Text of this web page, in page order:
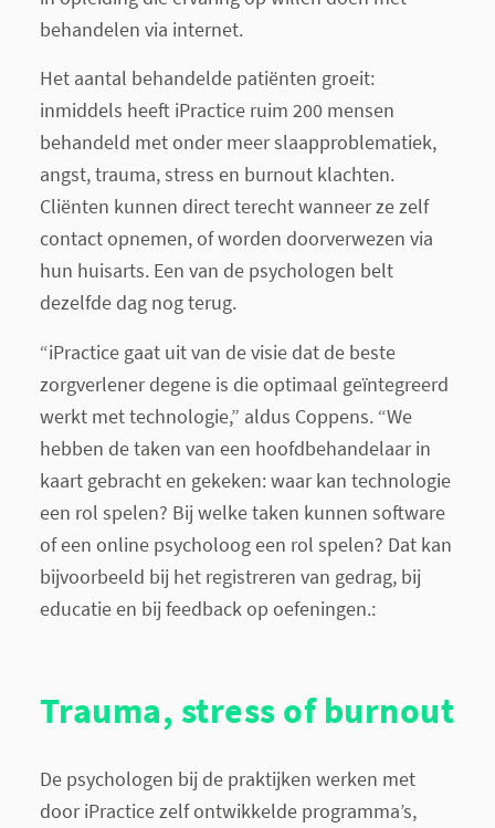
behandelen via internet.
Het aantal behandelde patiënten groeit:
inmiddels heeft iPractice ruim 200 mensen
behandeld met onder meer slaapproblematiek,
angst, trauma, stress en burnout klachten.
Cliënten kunnen direct terecht wanneer ze zelf
contact opnemen, of worden doorverwezen via
hun huisarts. Een van de psychologen belt
dezelfde dag nog terug.
“iPractice gaat uit van de visie dat de beste
zorgverlener degene is die optimaal geïntegreerd
werkt met technologie,” aldus Coppens. “We
hebben de taken van een hoofdbehandelaar in
kaart gebracht en gekeken: waar kan technologie
een rol spelen? Bij welke taken kunnen software
of een online psycholoog een rol spelen? Dat kan
bijvoorbeeld bij het registreren van gedrag, bij
educatie en bij feedback op oefeningen.:
Trauma, stress of burnout
De psychologen bij de praktijken werken met
door iPractice zelf ontwikkelde programma’s,